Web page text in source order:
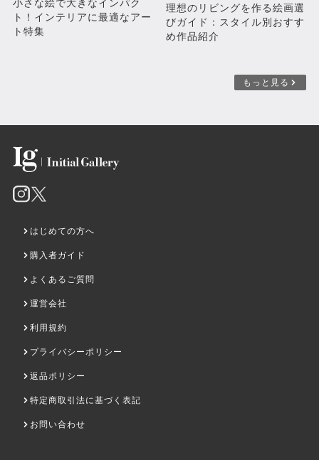
小さな絵で大きなインパク
ト！インテリアに最適なアー
ト特集
理想のリビングを作る絵画選
びガイド：スタイル別おすす
め作品紹介
もっと見る
はじめての方へ
購入者ガイド
よくあるご質問
運営会社
利用規約
プライバシーポリシー
返品ポリシー
特定商取引法に基づく表記
お問い合わせ